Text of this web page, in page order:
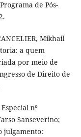
de Pós-
Mikhail
a quem
por meio de
de Direito de
nº
Sanseverino;
julgamento: